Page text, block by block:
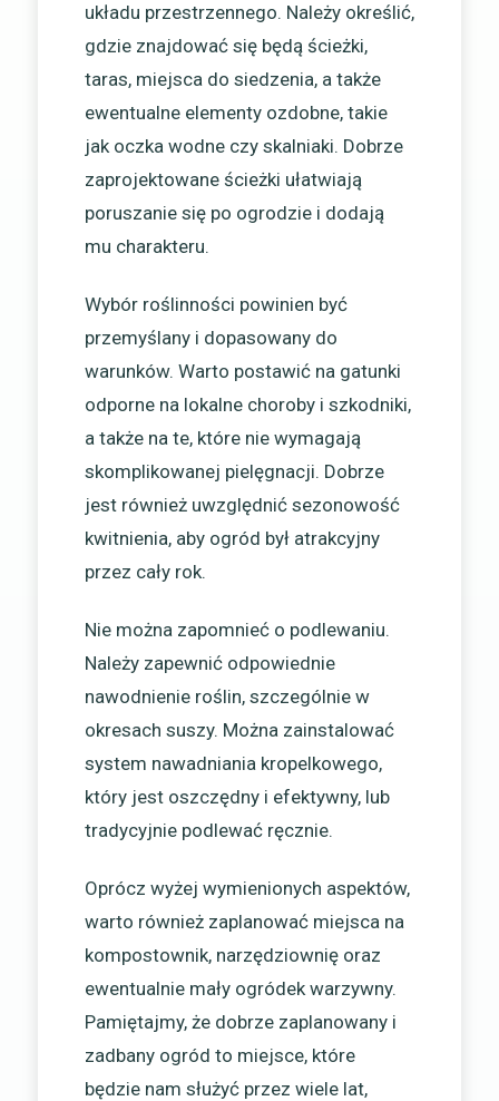
układu przestrzennego. Należy określić,
gdzie znajdować się będą ścieżki,
taras, miejsca do siedzenia, a także
ewentualne elementy ozdobne, takie
jak oczka wodne czy skalniaki. Dobrze
zaprojektowane ścieżki ułatwiają
poruszanie się po ogrodzie i dodają
mu charakteru.
Wybór roślinności powinien być
przemyślany i dopasowany do
warunków. Warto postawić na gatunki
odporne na lokalne choroby i szkodniki,
a także na te, które nie wymagają
skomplikowanej pielęgnacji. Dobrze
jest również uwzględnić sezonowość
kwitnienia, aby ogród był atrakcyjny
przez cały rok.
Nie można zapomnieć o podlewaniu.
Należy zapewnić odpowiednie
nawodnienie roślin, szczególnie w
okresach suszy. Można zainstalować
system nawadniania kropelkowego,
który jest oszczędny i efektywny, lub
tradycyjnie podlewać ręcznie.
Oprócz wyżej wymienionych aspektów,
warto również zaplanować miejsca na
kompostownik, narzędziownię oraz
ewentualnie mały ogródek warzywny.
Pamiętajmy, że dobrze zaplanowany i
zadbany ogród to miejsce, które
będzie nam służyć przez wiele lat,